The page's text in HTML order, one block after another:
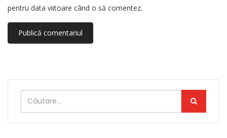
pentru data viitoare când o să comentez.